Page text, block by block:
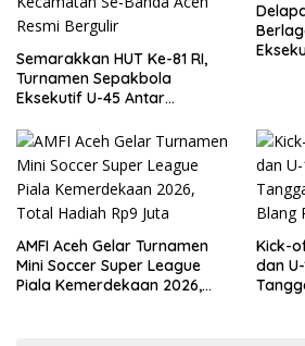
Semarakkan HUT Ke-81 RI,
Turnamen Sepakbola
Eksekutif U-45 Antar
Resmi Bergulir
AMFI Aceh Gelar Turnamen
Mini Soccer Super League
Piala Kemerdekaan 2026,
Kick-
dan